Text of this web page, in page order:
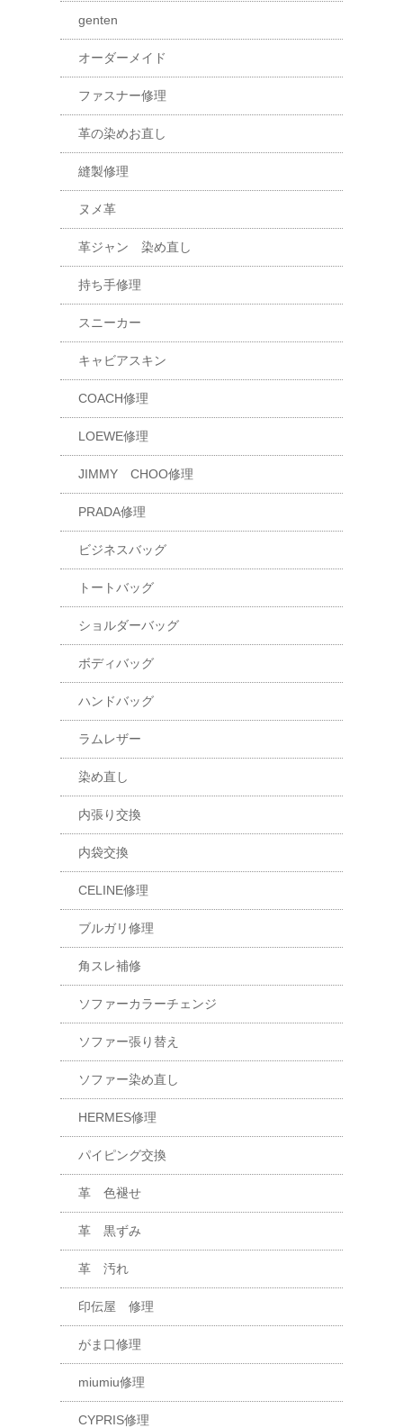
genten
オーダーメイド
ファスナー修理
革の染めお直し
縫製修理
ヌメ革
革ジャン 染め直し
持ち手修理
スニーカー
キャビアスキン
COACH修理
LOEWE修理
JIMMY CHOO修理
PRADA修理
ビジネスバッグ
トートバッグ
ショルダーバッグ
ボディバッグ
ハンドバッグ
ラムレザー
染め直し
内張り交換
内袋交換
CELINE修理
ブルガリ修理
角スレ補修
ソファーカラーチェンジ
ソファー張り替え
ソファー染め直し
HERMES修理
パイピング交換
革 色褪せ
革 黒ずみ
革 汚れ
印伝屋 修理
がま口修理
miumiu修理
CYPRIS修理